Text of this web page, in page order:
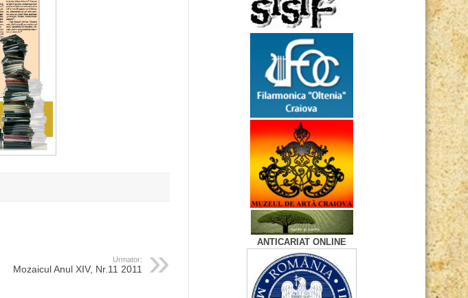
Urmator:
Mozaicul Anul XIV, Nr.11 2011
ANTICARIAT ONLINE